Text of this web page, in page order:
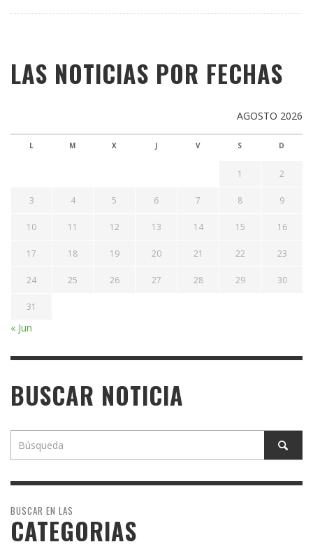
LAS NOTICIAS POR FECHAS
AGOSTO 2026
L M X J V S D
1 2
3 4 5 6 7 8 9
10 11 12 13 14 15 16
17 18 19 20 21 22 23
24 25 26 27 28 29 30
31
« Jun
BUSCAR NOTICIA
BUSCAR EN LAS
CATEGORIAS